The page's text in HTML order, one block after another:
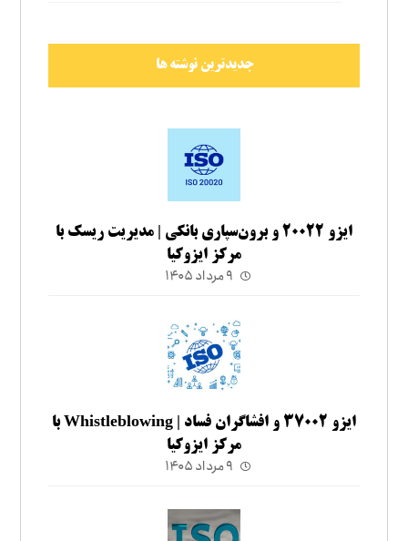
جدیدترین نوشته ها
ایزو ۲۰۰۲۲ و برون‌سپاری بانکی | مدیریت ریسک با
مرکز ایزوکیا
۹ مرداد ۱۴۰۵
ایزو ۳۷۰۰۲ و افشاگران فساد | Whistleblowing با
مرکز ایزوکیا
۹ مرداد ۱۴۰۵